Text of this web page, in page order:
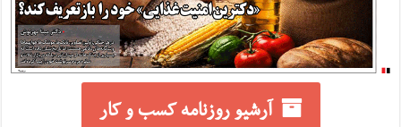
آرشیو روزنامه کسب و کار